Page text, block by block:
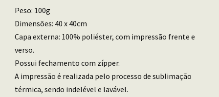
Peso: 100g
Dimensões: 40 x 40cm
Capa externa: 100% poliéster, com impressão frente e
verso.
Possui fechamento com zípper.
A impressão é realizada pelo processo de sublimação
térmica, sendo indelével e lavável.